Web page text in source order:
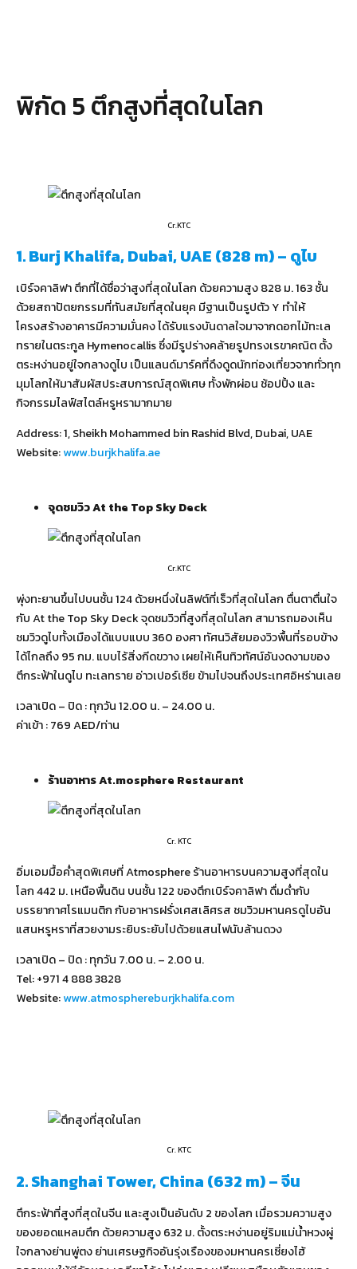
พิกัด 5 ตึกสูงที่สุดในโลก
Cr.KTC
1. Burj Khalifa, Dubai, UAE (828 m) – ดูไบ
เบิร์จคาลิฟา ตึกที่ได้ชื่อว่าสูงที่สุดในโลก ด้วยความสูง 828 ม. 163 ชั้น
ด้วยสถาปัตยกรรมที่ทันสมัยที่สุดในยุค มีฐานเป็นรูปตัว Y ทำให้
โครงสร้างอาคารมีความมั่นคง ได้รับแรงบันดาลใจมาจากดอกไม้ทะเล
ทรายในตระกูล Hymenocallis ซึ่งมีรูปร่างคล้ายรูปทรงเรขาคณิต ตั้ง
ตระหง่านอยู่ใจกลางดูไบ เป็นแลนด์มาร์คที่ดึงดูดนักท่องเที่ยวจากทั่วทุก
มุมโลกให้มาสัมผัสประสบการณ์สุดพิเศษ ทั้งพักผ่อน ช้อปปิ้ง และ
กิจกรรมไลฟ์สไตล์หรูหรามากมาย
Address: 1, Sheikh Mohammed bin Rashid Blvd, Dubai, UAE
Website:www.burjkhalifa.ae
จุดชมวิวAt the Top Sky Deck
Cr.KTC
พุ่งทะยานขึ้นไปบนชั้น 124 ด้วยหนึ่งในลิฟต์ที่เร็วที่สุดในโลก ตื่นตาตื่นใจ
กับ At the Top Sky Deck จุดชมวิวที่สูงที่สุดในโลก สามารถมองเห็น
ชมวิวดูไบทั้งเมืองได้แบบแบบ 360 องศา ทัศนวิสัยมองวิวพื้นที่รอบข้าง
ได้ไกลถึง 95 กม. แบบไร้สิ่งกีดขวาง เผยให้เห็นทิวทัศน์อันงดงามของ
ตึกระฟ้าในดูไบ ทะเลทราย อ่าวเปอร์เซีย ข้ามไปจนถึงประเทศอิหร่านเลย
เวลาเปิด – ปิด : ทุกวัน 12.00 น. – 24.00 น.
ค่าเข้า : 769 AED/ท่าน
ร้านอาหารAt.mosphere Restaurant
Cr. KTC
อิ่มเอมมื้อค่ำสุดพิเศษที่ Atmosphere ร้านอาหารบนความสูงที่สุดใน
โลก 442 ม. เหนือพื้นดิน บนชั้น 122 ของตึกเบิร์จคาลิฟา ดื่มด่ำกับ
บรรยากาศโรแมนติก กับอาหารฝรั่งเศสเลิศรส ชมวิวมหานครดูไบอัน
แสนหรูหราที่สวยงามระยิบระยับไปด้วยแสนไฟนับล้านดวง
เวลาเปิด – ปิด : ทุกวัน 7.00 น. – 2.00 น.
Tel: +971 4 888 3828
Website:www.atmosphereburjkhalifa.com
Cr. KTC
2. Shanghai Tower, China (632 m) – จีน
ตึกระฟ้าที่สูงที่สุดในจีน และสูงเป็นอันดับ 2 ของโลก เมื่อรวมความสูง
ของยอดแหลมตึก ด้วยความสูง 632 ม. ตั้งตระหง่านอยู่ริมแม่น้ำหวงผู่
ใจกลางย่านพู่ตง ย่านเศรษฐกิจอันรุ่งเรืองของมหานครเซี่ยงไฮ้